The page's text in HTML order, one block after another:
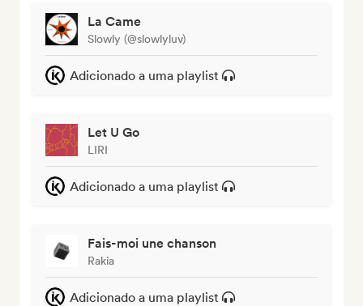
La Came
Slowly (@slowlyluv)
Adicionado a uma playlist
Let U Go
LIRI
Adicionado a uma playlist
Fais-moi une chanson
Rakia
Adicionado a uma playlist